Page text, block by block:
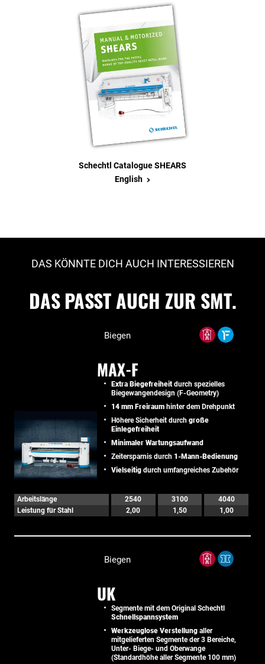
Schechtl Catalogue SHEARS
English >
DAS KÖNNTE DICH AUCH INTERESSIEREN
DAS PASST AUCH ZUR SMT.
Biegen
MAX-F
Extra Biegefreiheit durch spezielles
Biegewangendesign (F-Geometry)
14 mm Freiraum hinter dem Drehpunkt
Höhere Sicherheit durch große
Einlegefreiheit
Minimaler Wartungsaufwand
Zeitersparnis durch 1-Mann-Bedienung
Vielseitig durch umfangreiches Zubehör
Arbeitslänge 2540 3100
4040
Leistung für Stahl
2,00 1,50 1,00
Biegen
UK
Segmente mit dem Original Schechtl
Schnellspannsystem
Werkzeuglose Verstellung aller
mitgelieferten Segmente der 3 Bereiche,
Unter- Biege- und Oberwange
(Standardhöhe aller Segmente 100 mm)